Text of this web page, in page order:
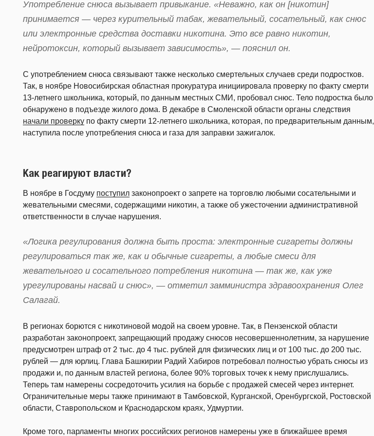
Употребление снюса вызывает привыкание. «Неважно, как он [никотин]
принимается — через курительный табак, жевательный, сосательный, как снюс
или электронные средства доставки никотина. Это все равно никотин,
нейротоксин, который вызывает зависимость», — пояснил он.
С употреблением снюса связывают также несколько смертельных случаев среди подростков.
Так, в ноябре Новосибирская областная прокуратура инициировала проверку по факту смерти
13-летнего школьника, который, по данным местных СМИ, пробовал снюс. Тело подростка было
обнаружено в подъезде жилого дома. В декабре в Смоленской области органы следствия
начали проверку по факту смерти 12-летнего школьника, которая, по предварительным данным,
наступила после употребления снюса и газа для заправки зажигалок.
Как реагируют власти?
В ноябре в Госдуму поступил законопроект о запрете на торговлю любыми сосательными и
жевательными смесями, содержащими никотин, а также об ужесточении административной
ответственности в случае нарушения.
«Логика регулирования должна быть проста: электронные сигареты должны
регулироваться так же, как и обычные сигареты, а любые смеси для
жевательного и сосательного потребления никотина — так же, как уже
урегулированы насвай и снюс», — отметил замминистра здравоохранения Олег
Салагай.
В регионах борются с никотиновой модой на своем уровне. Так, в Пензенской области
разработан законопроект, запрещающий продажу снюсов несовершеннолетним, за нарушение
предусмотрен штраф от 2 тыс. до 4 тыс. рублей для физических лиц и от 100 тыс. до 200 тыс.
рублей — для юрлиц. Глава Башкирии Радий Хабиров потребовал полностью убрать снюсы из
продажи и, по данным властей региона, более 90% торговых точек к нему прислушались.
Теперь там намерены сосредоточить усилия на борьбе с продажей смесей через интернет.
Ограничительные меры также принимают в Тамбовской, Курганской, Оренбургской, Ростовской
области, Ставропольском и Краснодарском краях, Удмуртии.
Кроме того, парламенты многих российских регионов намерены уже в ближайшее время